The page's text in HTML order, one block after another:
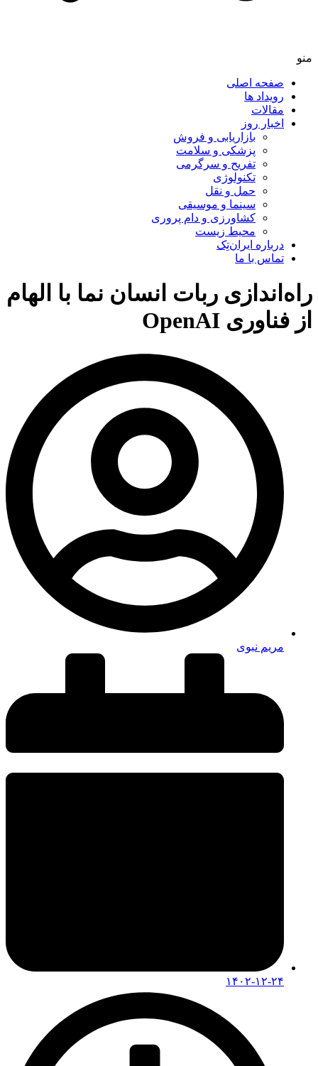
منو
صفحه اصلی
رویداد ها
مقالات
اخبار روز
بازاریابی و فروش
پزشکی و سلامت
تفریح و سرگرمی
تکنولوژی
حمل و نقل
سینما و موسیقی
کشاورزی و دام پروری
محیط زیست
درباره ایران‌تِک
تماس با ما
راه‌اندازی ربات انسان نما با الهام
از فناوری OpenAI
مریم نبوی
۱۴۰۲-۱۲-۲۴